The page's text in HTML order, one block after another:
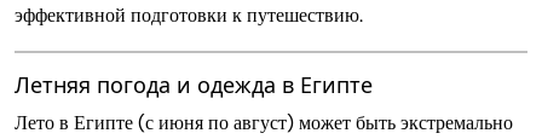
эффективной подготовки к путешествию.
Летняя погода и одежда в Египте
Лето в Египте (с июня по август) может быть экстремально